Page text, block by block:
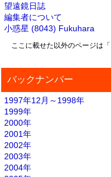
望遠鏡日誌
編集者について
小惑星 (8043) Fukuhara
ここに載せた以外のページは「
バックナンバー
1997年12月～1998年
1999年
2000年
2001年
2002年
2003年
2004年